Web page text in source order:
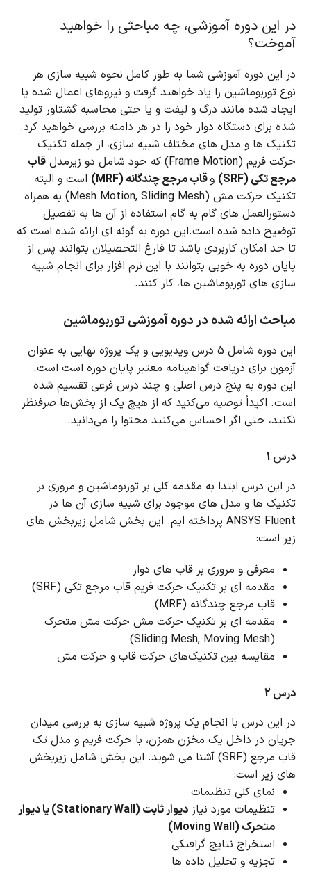
در این دوره آموزشی، چه مباحثی را خواهید
آموخت؟
در این دوره آموزشی شما به طور کامل نحوه شبیه سازی هر
نوع توربوماشین را یاد خواهید گرفت و نیروهای اعمال شده یا
ایجاد شده مانند درگ و لیفت و یا حتی محاسبه گشتاور تولید
شده برای دستگاه دوار خود را در هر دامنه بررسی خواهید کرد.
تکنیک ها و مدل های مختلف شبیه سازی، از جمله تکنیک
حرکت فریم (Frame Motion) که خود شامل دو زیرمدل
قاب
مرجع تکی (SRF)
وقاب مرجع چندگانه (MRF)
است و البته
تکنیک حرکت مش (Mesh Motion, Sliding Mesh) به همراه
دستورالعمل های گام به گام استفاده از آن ها به تفصیل
توضیح داده شده است.این دوره به گونه ای ارائه شده است که
تا حد امکان کاربردی باشد تا فارغ التحصیلان بتوانند پس از
پایان دوره به خوبی بتوانند با این نرم افزار برای انجام شبیه
سازی های توربوماشین ها، کار کنند.
مباحث ارائه شده در دوره آموزشی توربوماشین
این دوره شامل 5 درس ویدیویی و یک پروژه نهایی به عنوان
آزمون برای دریافت گواهینامه معتبر پایان دوره است است.
این دوره به پنج درس اصلی و چند درس فرعی تقسیم شده
است. اکیداً توصیه می‌کنید که از هیچ یک از بخش‌ها صرفنظر
نکنید، حتی اگر احساس می‌کنید محتوا را می‌دانید.
درس 1
در این درس ابتدا به مقدمه کلی بر توربوماشین و مروری بر
تکنیک ها و مدل های موجود برای شبیه سازی آن ها در
ANSYS Fluent پرداخته ایم.
این بخش شامل زیربخش های
زیر است:
معرفی و مروری بر قاب های دوار
مقدمه ای بر تکنیک حرکت فریم قاب مرجع تکی (SRF)
قاب مرجع چندگانه (MRF)
مقدمه ای بر تکنیک حرکت مش حرکت مش متحرک
(Sliding Mesh, Moving Mesh)
مقایسه بین تکنیک‌های حرکت قاب و حرکت مش
درس 2
در این درس با انجام یک پروژه شبیه سازی به بررسی میدان
جریان در داخل یک مخزن همزن، با حرکت فریم و مدل تک
قاب مرجع (SRF) آشنا می شوید.
این بخش شامل زیربخش
های زیر است:
نمای کلی تنظیمات
تنظیمات مورد نیاز
دیوار ثابت (Stationary Wall) یا دیوار
متحرک (Moving Wall)
استخراج نتایج گرافیکی
تجزیه و تحلیل داده ها